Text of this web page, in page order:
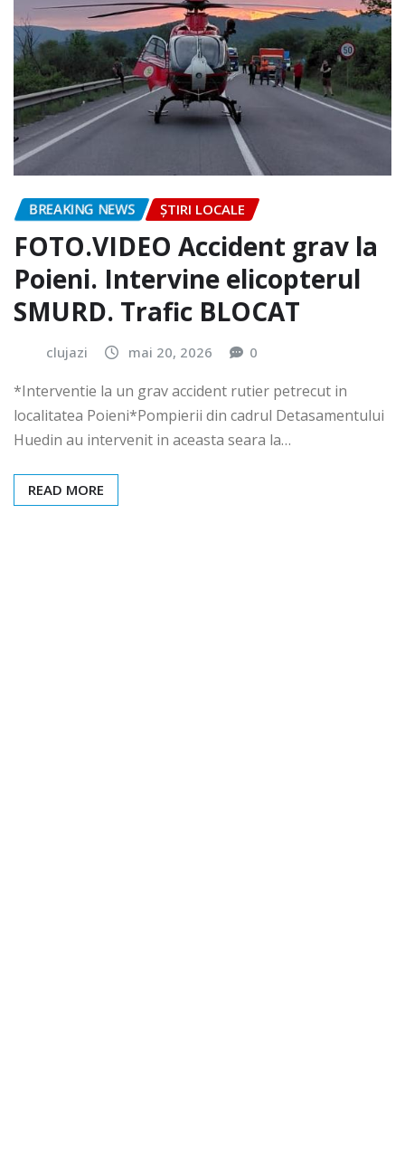
BREAKING NEWS ȘTIRI LOCALE
FOTO.VIDEO Accident grav la
Poieni. Intervine elicopterul
SMURD. Trafic BLOCAT
clujazi mai 20, 2026 0
*Interventie la un grav accident rutier petrecut in
localitatea Poieni*Pompierii din cadrul Detasamentului
Huedin au intervenit in aceasta seara la…
READ MORE